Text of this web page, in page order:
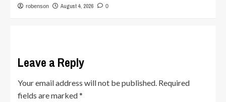
robenson August 4, 2026 0
Leave a Reply
Your email address will not be published. Required
fields are marked*